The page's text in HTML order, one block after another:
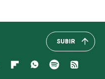
SUBIR